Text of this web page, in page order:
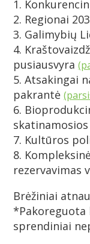
1.
2. Regionai
3. Galimybių
4.
pusiausvyra
5. Atsakingai
pakrantė
6.
7. Kultūros
8.
rezervavimas
Brėžiniai
*Pakoreguota
sprendiniai